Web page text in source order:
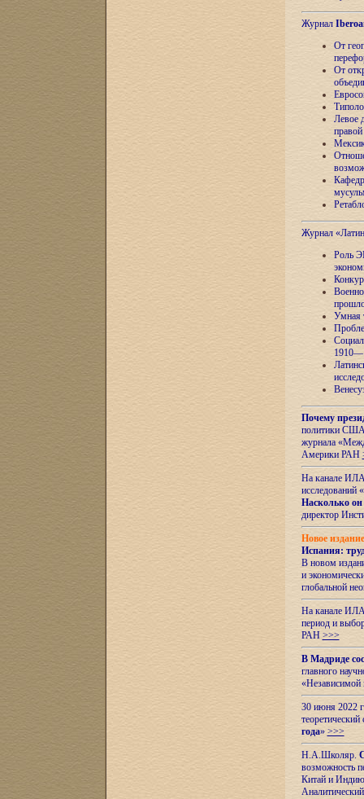
Журнал
От
От
Левое
Журнал
Роль
Умная
Почему
политики США
журнала
Америки РАН
На канале ИЛА
исследований «
Насколько он
директор
Новое
Испания:
В новом
и
глобальной
На канале
период и
РАН >>>
В Мадриде
главного
«Независимой
30 июня 2022
года» >>>
Н.А.Школяр.
возможность
Китай и